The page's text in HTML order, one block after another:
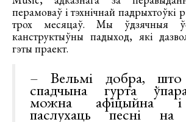
перамоваў і тэхнічнай падрыхтоўкі
трох месяцаў. Мы ўдзячныя
канструктыўны падыход, які
гэты праект.
– Вельмі добра, што
спадчына гурта
можна афіцыйна і
паслухаць песні на